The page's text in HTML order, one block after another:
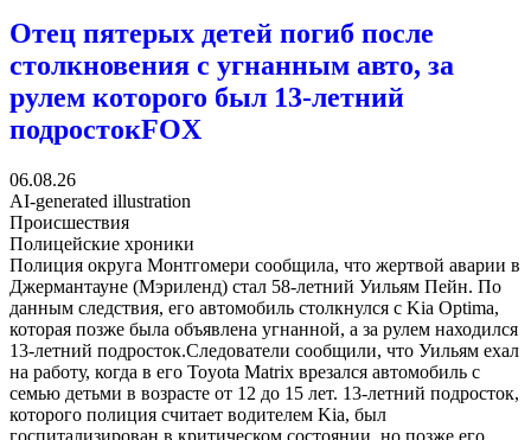
Отец пятерых детей погиб после
столкновения с угнанным авто, за
рулем которого был 13-летний
подростокFOX
06.08.26
AI-generated illustration
Происшествия
Полицейские хроники
Полиция округа Монтгомери сообщила, что жертвой аварии в
Джермантауне (Мэриленд) стал 58-летний Уильям Пейн. По
данным следствия, его автомобиль столкнулся с Kia Optima,
которая позже была объявлена угнанной, а за рулем находился
13-летний подросток.Следователи сообщили, что Уильям ехал
на работу, когда в его Toyota Matrix врезался автомобиль с
семью детьми в возрасте от 12 до 15 лет. 13-летний подросток,
которого полиция считает водителем Kia, был
госпитализирован в критическом состоянии, но позже его